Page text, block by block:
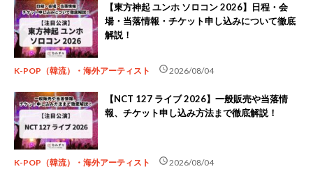
【東方神起 ユンホ ソロコン 2026】日程・会
場・当落情報・チケット申し込みについて徹底
解説！
K-POP（韓流）・海外アーティスト schedule2026/08/04
【NCT 127 ライブ 2026】一般販売や当落情
報、チケット申し込み方法まで徹底解説！
K-POP（韓流）・海外アーティスト schedule2026/08/04